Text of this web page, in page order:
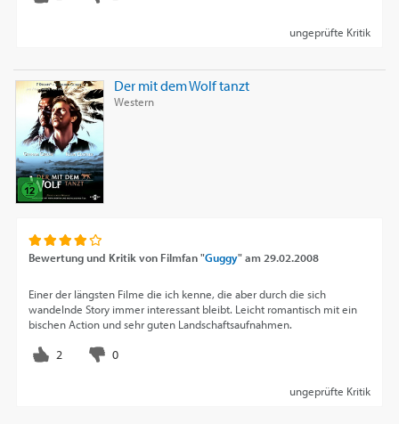
ungeprüfte Kritik
Der mit dem Wolf tanzt
Western
Bewertung und Kritik von Filmfan "Guggy"am 29.02.2008
Einer der längsten Filme die ich kenne, die aber durch die sich
wandelnde Story immer interessant bleibt. Leicht romantisch mit ein
bischen Action und sehr guten Landschaftsaufnahmen.
ungeprüfte Kritik